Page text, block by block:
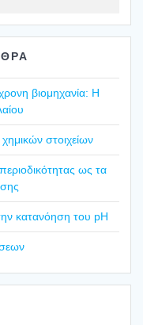
βιο­μη­χα­νία: Η
στοι­χεί­ων
ως τα
κατα­νό­η­ση του pH